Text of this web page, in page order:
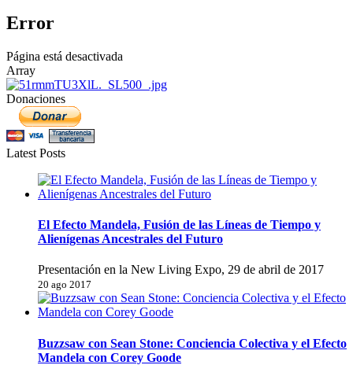
Error
Página está desactivada
Array
Donaciones
Latest Posts
El Efecto Mandela, Fusión de las Líneas de Tiempo y
Alienígenas Ancestrales del Futuro
Presentación en la New Living Expo, 29 de abril de 2017
20 ago 2017
Buzzsaw con Sean Stone: Conciencia Colectiva y el Efecto
Mandela con Corey Goode